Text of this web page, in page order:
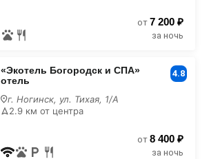
от 7 200 ₽
за ночь
«Экотель Богородск и СПА»
отель
4.8
г. Ногинск, ул. Тихая, 1/А
2.9 км от центра
от 8 400 ₽
за ночь